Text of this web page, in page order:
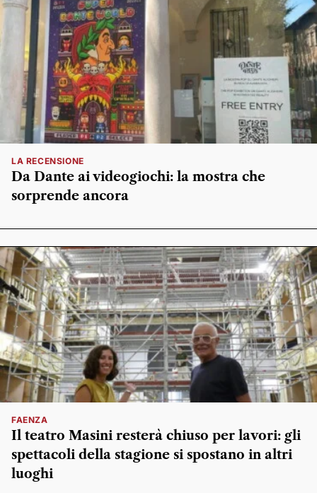
LA RECENSIONE
Da Dante ai videogiochi: la mostra che
sorprende ancora
FAENZA
Il teatro Masini resterà chiuso per lavori: gli
spettacoli della stagione si spostano in altri
luoghi